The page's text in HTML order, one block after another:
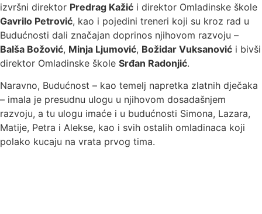
izvršni direktor Predrag Kažić i direktor Omladinske škole
Gavrilo Petrović, kao i pojedini treneri koji su kroz rad u
Budućnosti dali značajan doprinos njihovom razvoju –
Balša Božović, Minja Ljumović, Božidar Vuksanović i bivši
direktor Omladinske škole Srđan Radonjić.
Naravno, Budućnost – kao temelj napretka zlatnih dječaka
– imala je presudnu ulogu u njihovom dosadašnjem
razvoju, a tu ulogu imaće i u budućnosti Simona, Lazara,
Matije, Petra i Alekse, kao i svih ostalih omladinaca koji
polako kucaju na vrata prvog tima.